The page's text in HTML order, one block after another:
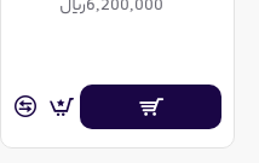
6,200,000ریال